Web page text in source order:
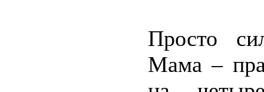
Просто
Мама –